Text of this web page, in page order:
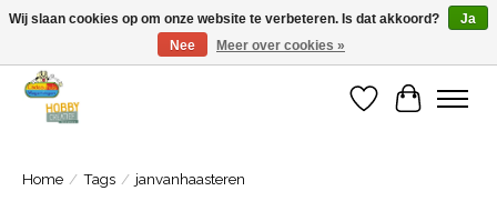
Welkom bij Cadeauhuis Wageningen
Verlanglijst
Home / Tags / janvanhaasteren
Wij slaan cookies op om onze website te verbeteren. Is dat akkoord?
Ja
Nee
Meer over cookies »